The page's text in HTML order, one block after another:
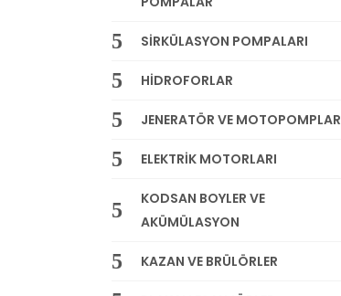
SİRKÜLASYON POMPALARI
HİDROFORLAR
JENERATÖR VE MOTOPOMPLAR
ELEKTRİK MOTORLARI
KODSAN BOYLER VE
AKÜMÜLASYON
KAZAN VE BRÜLÖRLER